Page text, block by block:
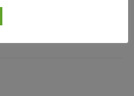
causa de empregado que
no local de trabalho